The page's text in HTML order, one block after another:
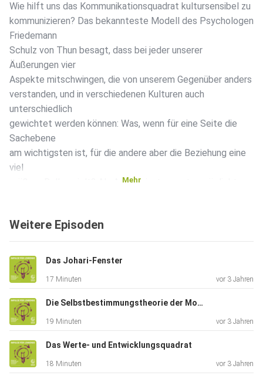
Wie hilft uns das Kommunikationsquadrat kultursensibel zu
kommunizieren? Das bekannteste Modell des Psychologen
Friedemann
Schulz von Thun besagt, dass bei jeder unserer
Äußerungen vier
Aspekte mitschwingen, die von unserem Gegenüber anders
verstanden, und in verschiedenen Kulturen auch
unterschiedlich
gewichtet werden können: Was, wenn für eine Seite die
Sachebene
am wichtigsten ist, für die andere aber die Beziehung eine
viel
größere Rolle spielt? Als Analyseinstrument ermöglicht
Kommunikation zu entdecken und eine gemeinsame
herzustellen. Erfahren Sie in dieser Folge auch, warum das
Wissen
um den Unterschied zwischen interkultureller und
transkultureller
Kommunikation so wichtig ist, um kultursensibel und
den zwischenmenschlichen Kontakt zu gehen.
Mehr
Weitere Episoden
Das Johari-Fenster
17 Minuten vor 3 Jahren
Die Selbstbestimmungstheorie der Motivation von Deci&Ryan
19 Minuten vor 3 Jahren
Das Werte- und Entwicklungsquadrat
18 Minuten vor 3 Jahren